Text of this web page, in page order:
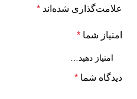
علامت‌گذاری شده‌اند *
امتیاز شما *
دیدگاه شما *